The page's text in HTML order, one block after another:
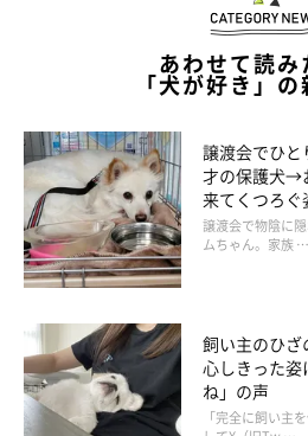
パパのことが大好きな茶々丸ちゃん
という気持ちだったと飼
飼い主さん：
「ちなみに、大好きなお豆腐を食べ
ちゃをくわえて階段を上ろうとしま
いんですけどね（笑）」
あわせて読み
「犬が好き」
譲渡会でひと
才の保護犬→
来てくつろぐ
譲渡会で物陰に
ムちゃん。家族 …
飼い主のひ
心しきった姿
ね」の声
「完全に飼い主